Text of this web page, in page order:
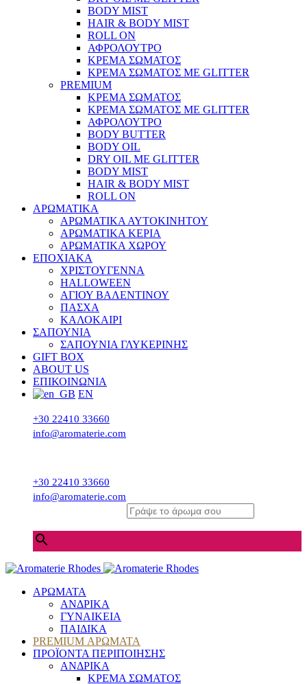
BODY MIST
HAIR & BODY MIST
ROLL ON
ΑΦΡΟΛΟΥΤΡΟ
ΚΡΕΜΑ ΣΩΜΑΤΟΣ
ΚΡΕΜΑ ΣΩΜΑΤΟΣ ΜΕ GLITTER
PREMIUM
ΚΡΕΜΑ ΣΩΜΑΤΟΣ
ΚΡΕΜΑ ΣΩΜΑΤΟΣ ΜΕ GLITTER
ΑΦΡΟΛΟΥΤΡΟ
BODY BUTTER
BODY OIL
DRY OIL ΜΕ GLITTER
BODY MIST
HAIR & BODY MIST
ROLL ON
ΑΡΩΜΑΤΙΚΑ
ΑΡΩΜΑΤΙΚΑ ΑΥΤΟΚΙΝΗΤΟΥ
ΑΡΩΜΑΤΙΚΑ ΚΕΡΙΑ
ΑΡΩΜΑΤΙΚΑ ΧΩΡΟΥ
ΕΠΟΧΙΑΚΑ
ΧΡΙΣΤΟΥΓΕΝΝΑ
HALLOWEEN
ΑΓΙΟΥ ΒΑΛΕΝΤΙΝΟΥ
ΠΑΣΧΑ
ΚΑΛΟΚΑΙΡΙ
ΣΑΠΟΥΝΙΑ
ΣΑΠΟΥΝΙΑ ΓΛΥΚΕΡΙΝΗΣ
GIFT BOX
ABOUT US
ΕΠΙΚΟΙΝΩΝΙΑ
EN
+30 22410 33660
info@aromaterie.com
+30 22410 33660
info@aromaterie.com
ΑΡΩΜΑΤΑ
ΑΝΔΡΙΚΑ
ΓΥΝΑΙΚΕΙΑ
ΠΑΙΔΙΚΑ
PREMIUM ΑΡΩΜΑΤΑ
ΠΡΟΪΟΝΤΑ ΠΕΡΙΠΟΙΗΣΗΣ
ΑΝΔΡΙΚΑ
ΚΡΕΜΑ ΣΩΜΑΤΟΣ